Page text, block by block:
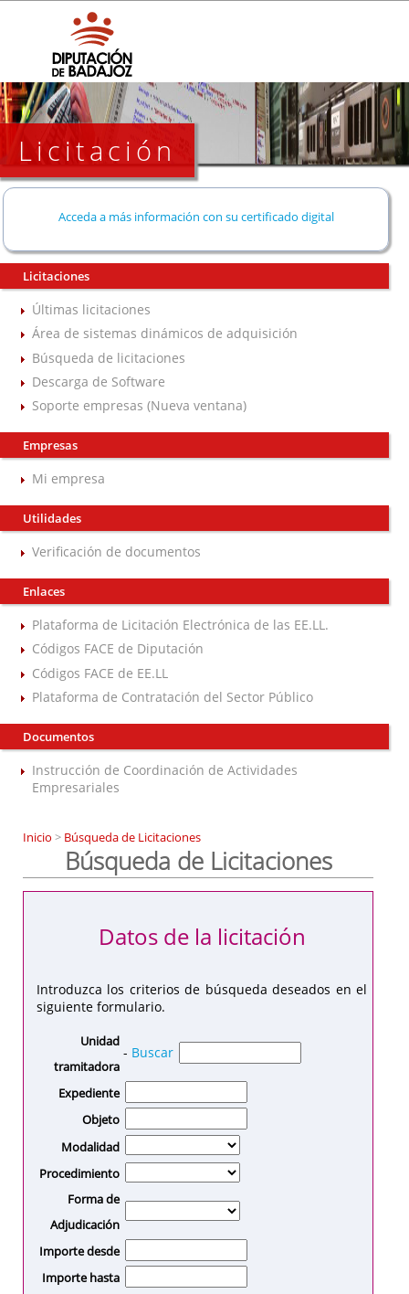
Licitación
Acceda a más información con su certificado digital
Licitaciones
Últimas licitaciones
Área de sistemas dinámicos de adquisición
Búsqueda de licitaciones
Descarga de Software
Soporte empresas (Nueva ventana)
Empresas
Mi empresa
Utilidades
Verificación de documentos
Enlaces
Plataforma de Licitación Electrónica de las EE.LL.
Códigos FACE de Diputación
Códigos FACE de EE.LL
Plataforma de Contratación del Sector Público
Documentos
Instrucción de Coordinación de Actividades
Empresariales
Inicio > Búsqueda de Licitaciones
Búsqueda de Licitaciones
Introduzca los criterios de búsqueda deseados en el
siguiente formulario.
Datos de la licitación
Unidad
tramitadora
- Buscar
Expediente
Objeto
Modalidad
Procedimiento
Forma de
Adjudicación
Importe desde
Importe hasta